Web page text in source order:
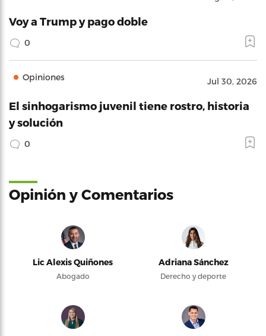
Voy a Trump y pago doble
0
Opiniones Jul 30, 2026
El sinhogarismo juvenil tiene rostro, historia
y solución
0
Opinión y Comentarios
Lic Alexis Quiñones
Abogado
Adriana Sánchez
Derecho y deporte